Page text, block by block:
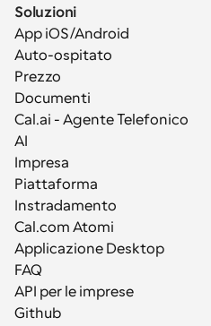
Soluzioni
App iOS/Android
Auto-ospitato
Prezzo
Documenti
Cal.ai - Agente Telefonico
AI
Impresa
Piattaforma
Instradamento
Cal.com Atomi
Applicazione Desktop
FAQ
API per le imprese
Github